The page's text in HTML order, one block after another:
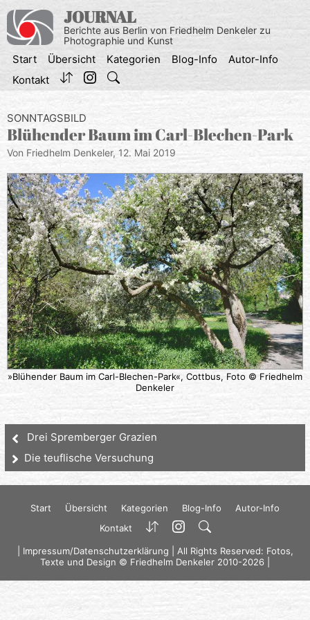
Inhalt
springen
JOURNAL
Berichte aus Berlin von Friedhelm Denkeler zu
Photographie und Kunst
Start Übersicht Kategorien Blog-Info
Autor-Info
Kontakt
SONNTAGSBILD
Blühender Baum im Carl-Blechen-Park
Von Friedhelm Denkeler, 12. Mai 2019
»Blühender Baum im Carl-Blechen-Park«, Cottbus, Foto © Friedhelm
Denkeler
Drei Spremberger Grazien
Die teuflische Versuchung
Start Übersicht Kategorien Blog-Info
Autor-Info
Kontakt
Impressum/Datenschutzerklärung | All Rights Reserved: Fotos,
Texte und Design © Friedhelm Denkeler 2010-2026 |